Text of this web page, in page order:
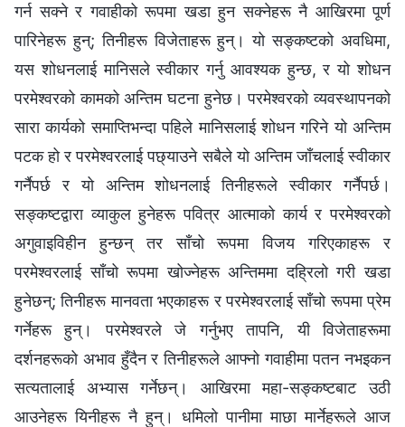
गर्न सक्‍ने र गवाहीको रूपमा खडा हुन सक्‍नेहरू नै आखिरमा पूर्ण
पारिनेहरू हुन्; तिनीहरू विजेताहरू हुन्। यो सङ्कष्टको अवधिमा,
यस शोधनलाई मानिसले स्वीकार गर्नु आवश्यक हुन्छ, र यो शोधन
परमेश्‍वरको कामको अन्तिम घटना हुनेछ। परमेश्‍वरको व्यवस्थापनको
सारा कार्यको समाप्तिभन्दा पहिले मानिसलाई शोधन गरिने यो अन्तिम
पटक हो र परमेश्‍वरलाई पछ्याउने सबैले यो अन्तिम जाँचलाई स्वीकार
गर्नैपर्छ र यो अन्तिम शोधनलाई तिनीहरूले स्वीकार गर्नैपर्छ।
सङ्कष्टद्वारा व्याकुल हुनेहरू पवित्र आत्‍माको कार्य र परमेश्‍वरको
अगुवाइविहीन हुन्छन् तर साँचो रूपमा विजय गरिएकाहरू र
परमेश्‍वरलाई साँचो रूपमा खोज्‍नेहरू अन्तिममा दह्रिलो गरी खडा
हुनेछन्; तिनीहरू मानवता भएकाहरू र परमेश्‍वरलाई साँचो रूपमा प्रेम
गर्नेहरू हुन्। परमेश्‍वरले जे गर्नुभए तापनि, यी विजेताहरूमा
दर्शनहरूको अभाव हुँदैन र तिनीहरूले आफ्‍नो गवाहीमा पतन नभइकन
सत्यतालाई अभ्यास गर्नेछन्। आखिरमा महा-सङ्कष्टबाट उठी
आउनेहरू यिनीहरू नै हुन्। धमिलो पानीमा माछा मार्नेहरूले आज